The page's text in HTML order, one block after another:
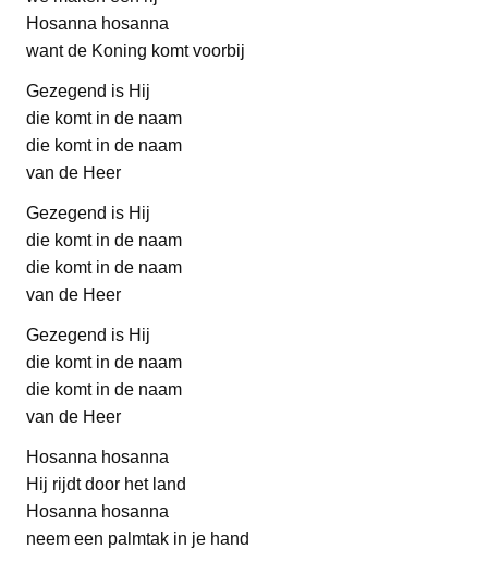
Hosanna hosanna
want de Koning komt voorbij
Gezegend is Hij
die komt in de naam
die komt in de naam
van de Heer
Gezegend is Hij
die komt in de naam
die komt in de naam
van de Heer
Gezegend is Hij
die komt in de naam
die komt in de naam
van de Heer
Hosanna hosanna
Hij rijdt door het land
Hosanna hosanna
neem een palmtak in je hand